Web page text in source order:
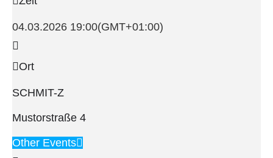
04.03.2026 19:00(GMT+01:00)
Ort
SCHMIT-Z
Mustorstraße 4
Other Events